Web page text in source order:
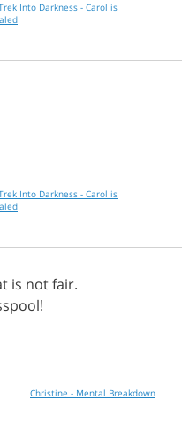
Into Darkness - Carol is
Into Darkness - Carol is
is notfair.
!
Christine - Mental Breakdown